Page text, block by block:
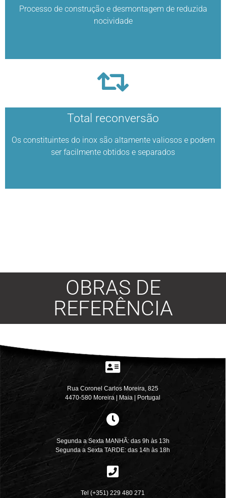
Processo de construção e desmontagem de reduzida
nocividade
Total reconversão
Os constituintes do inox são altamente valiosos e podem
ser facilmente obtidos e separados
OBRAS DE
REFERÊNCIA
Rua Coronel Carlos Moreira, 825
4470-580 Moreira | Maia |
Portugal
Segunda a Sexta MANHÃ: das 9h às 13h
Segunda a Sexta TARDE: das 14h às 18h
Tel (+351) 229 480 271